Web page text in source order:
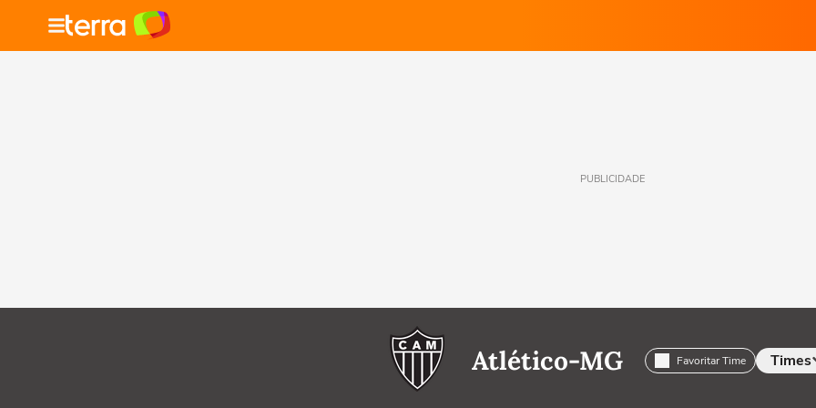
PUBLICIDADE
Atlético-MG Favoritar Time Times